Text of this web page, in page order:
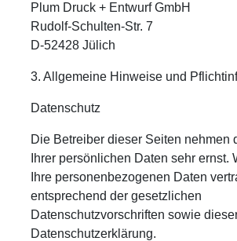
Plum Druck + Entwurf GmbH
Rudolf-Schulten-Str. 7
D-52428 Jülich
3. Allgemeine Hinweise und
Datenschutz
Die Betreiber dieser Seiten nehmen
Ihrer persönlichen Daten sehr ernst.
Ihre personenbezogenen Daten
entsprechend der gesetzlichen
Datenschutzvorschriften sowie
Datenschutzerklärung.